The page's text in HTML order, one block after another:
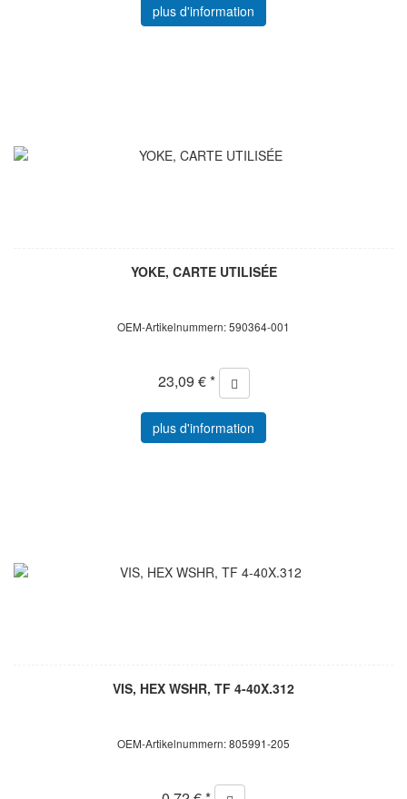
plus d'information
YOKE, CARTE UTILISÉE
OEM-Artikelnummern: 590364-001
23,09 € *
plus d'information
VIS, HEX WSHR, TF 4-40X.312
OEM-Artikelnummern: 805991-205